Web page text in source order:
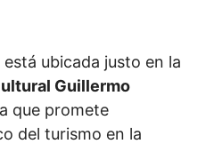
ubicada justo en la
Guillermo
que promete
del turismo en la